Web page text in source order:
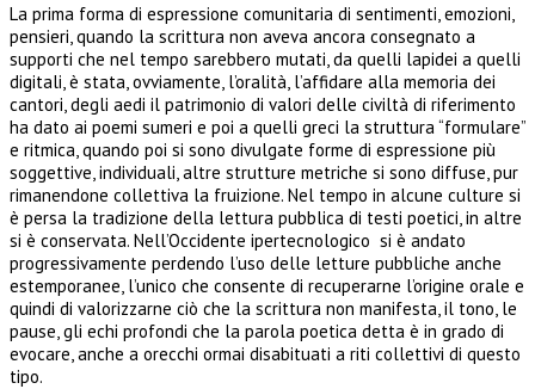
La prima forma di espressione comunitaria di sentimenti, emozioni,
pensieri, quando la scrittura non aveva ancora consegnato a
supporti che nel tempo sarebbero mutati, da quelli lapidei a quelli
digitali, è stata, ovviamente, l’oralità, l’affidare alla memoria dei
cantori, degli aedi il patrimonio di valori delle civiltà di riferimento
ha dato ai poemi sumeri e poi a quelli greci la struttura “formulare”
e ritmica, quando poi si sono divulgate forme di espressione più
soggettive, individuali, altre strutture metriche si sono diffuse, pur
rimanendone collettiva la fruizione. Nel tempo in alcune culture si
è persa la tradizione della lettura pubblica di testi poetici, in altre
si è conservata. Nell’Occidente ipertecnologico si è andato
progressivamente perdendo l’uso delle letture pubbliche anche
estemporanee, l’unico che consente di recuperarne l’origine orale e
quindi di valorizzarne ciò che la scrittura non manifesta, il tono, le
pause, gli echi profondi che la parola poetica detta è in grado di
evocare, anche a orecchi ormai disabituati a riti collettivi di questo
tipo.